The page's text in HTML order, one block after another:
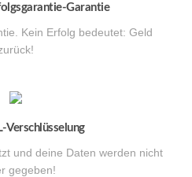
Garantie
Kein Erfolg bedeutet: Geld
Verschlüsselung
und deine Daten werden nicht
gegeben!